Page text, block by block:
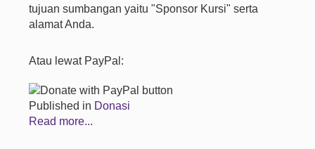
tujuan sumbangan yaitu "Sponsor Kursi" serta
alamat Anda.
Atau lewat PayPal:
Published in Donasi
Read more...